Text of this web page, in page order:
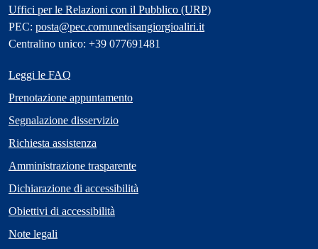
Uffici per le Relazioni con il Pubblico (URP)
PEC: posta@pec.comunedisangiorgioaliri.it
Centralino unico: +39 077691481
Leggi le FAQ
Prenotazione appuntamento
Segnalazione disservizio
Richiesta assistenza
Amministrazione trasparente
Dichiarazione di accessibilità
Obiettivi di accessibilità
Note legali